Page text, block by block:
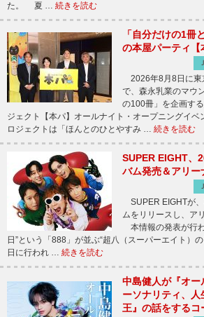
た。 夏 … 続きを読む
「自分だけの1
の本屋パーティ【
2026年8月8日に東
で、森永乳業のマウ
の100冊」を企画す
ジェクト【本パ】オールナイト・オープニングイ
ロジェクトは「ほんとのひとやすみ … 続きを読む
SUPER EIGHT、
バム発売＆アリー
SUPER EIGHTが
ムをリリースし、ア
本情報の発表が行
日”という「888」が並ぶ“超八（スーパーエイト）
日に行われ … 続きを読む
中島健人が『オー
ーソナリティ、
王』の話をするコ